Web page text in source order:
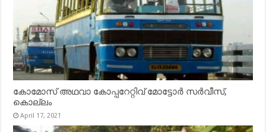
കോമോസ് അഥവാ കോപ്പറേറ്റിവ് മോട്ടോര്‍ സര്‍വീസ്,
കൊല്ലം
April 17, 2021